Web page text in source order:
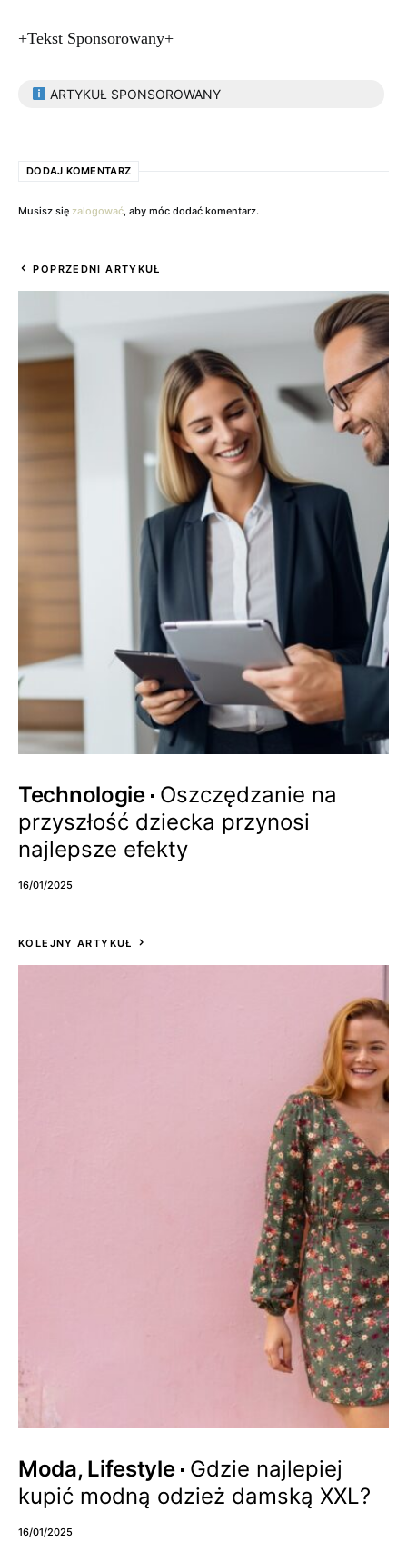
+Tekst Sponsorowany+
ARTYKUŁ SPONSOROWANY
DODAJ KOMENTARZ
Musisz się zalogować, aby móc dodać komentarz.
POPRZEDNI ARTYKUŁ
Technologie Oszczędzanie na
przyszłość dziecka przynosi
najlepsze efekty
16/01/2025
KOLEJNY ARTYKUŁ
Moda, Lifestyle
Gdzie najlepiej
kupić modną odzież damską XXL?
16/01/2025